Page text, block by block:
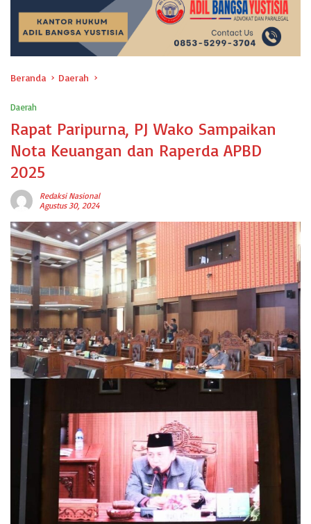
Beranda Daerah
Daerah
Rapat Paripurna, PJ Wako Sampaikan
Nota Keuangan dan Raperda APBD
2025
Redaksi Nasional
Agustus 30, 2024